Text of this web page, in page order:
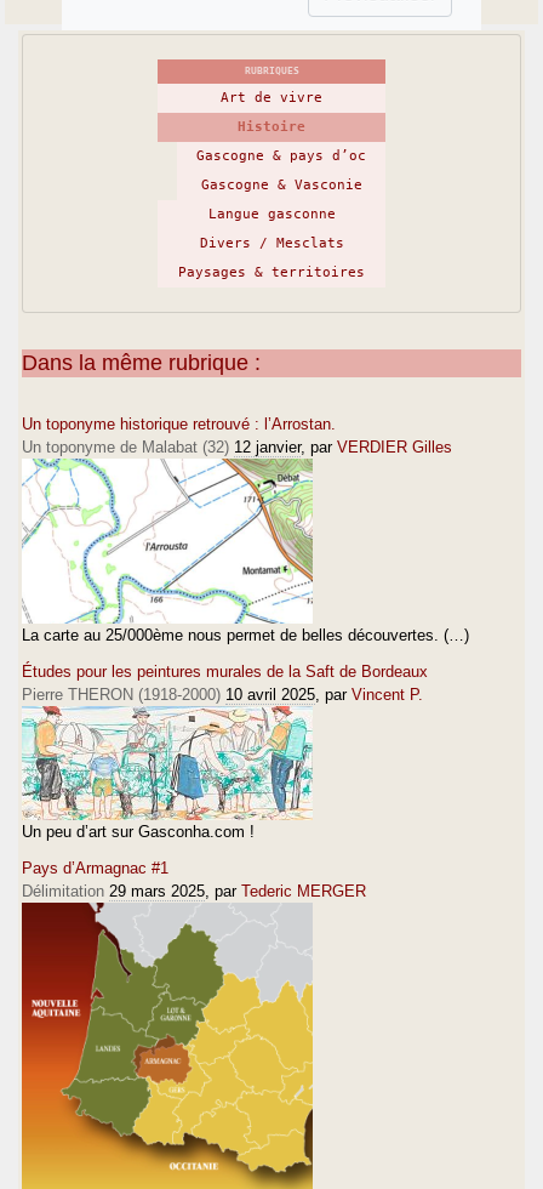
RUBRIQUES
Art de vivre
Histoire
Gascogne & pays d’oc
Gascogne & Vasconie
Langue gasconne
Divers / Mesclats
Paysages & territoires
Dans la même rubrique :
Un toponyme historique retrouvé : l’Arrostan.
Un toponyme de Malabat (32) 12 janvier, par VERDIER Gilles
La carte au 25/000ème nous permet de belles découvertes. (…)
Études pour les peintures murales de la Saft de Bordeaux
Pierre THERON (1918-2000) 10 avril 2025 , par Vincent P.
Un peu d’art sur Gasconha.com !
Pays d’Armagnac #1
Délimitation 29 mars 2025 , par Tederic MERGER